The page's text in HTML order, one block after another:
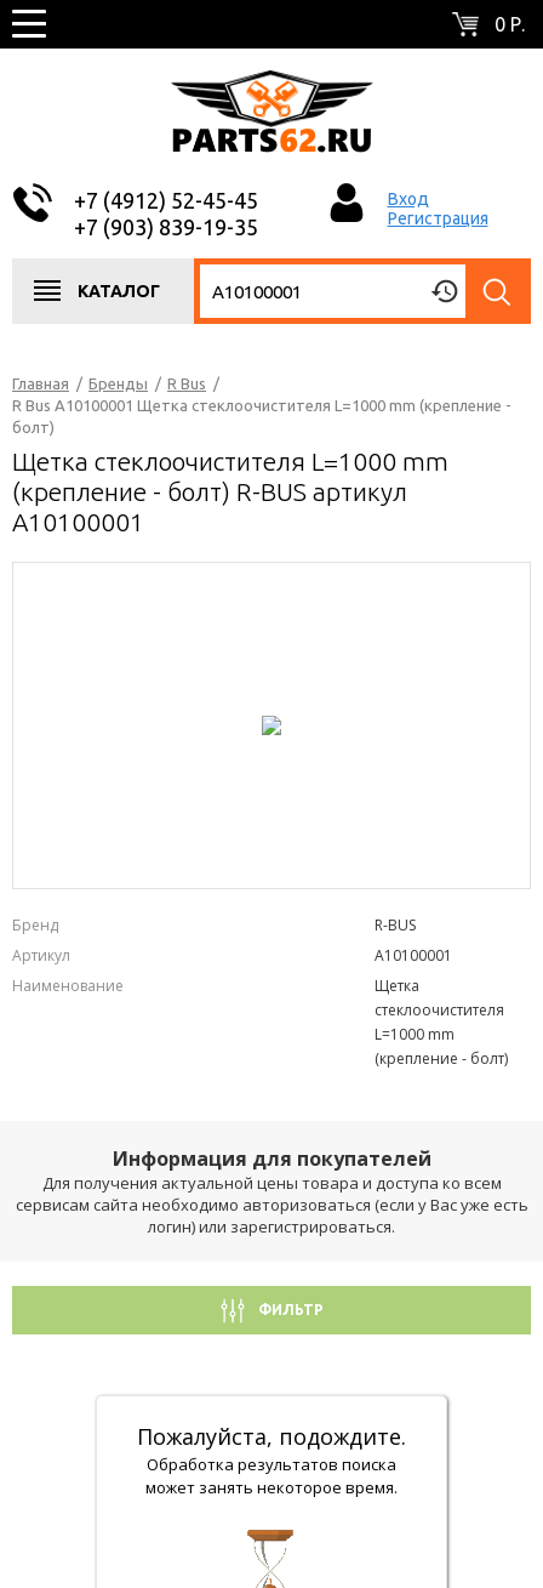
0 Р.
+7 (4912) 52-45-45
+7 (903) 839-19-35
Вход
Регистрация
КАТАЛОГ
Главная / Бренды / R Bus /
R Bus A10100001 Щетка стеклоочистителя L=1000 mm (крепление -
болт)
Щетка стеклоочистителя L=1000 mm
(крепление - болт) R-BUS артикул
A10100001
Бренд
R-BUS
Артикул
A10100001
Наименование
Щетка
стеклоочистителя
L=1000 mm
(крепление - болт)
Информация для покупателей
Для получения актуальной цены товара и доступа ко всем
сервисам сайта необходимо авторизоваться (если у Вас уже есть
логин) или зарегистрироваться.
ФИЛЬТР
Пожалуйста, подождите.
Обработка результатов поиска
может занять некоторое время.